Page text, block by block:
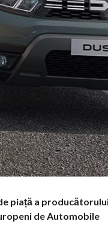
piață a
de Automobile